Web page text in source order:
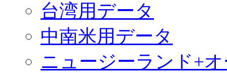
台湾用データ
中南米用データ
ニュージーランド+